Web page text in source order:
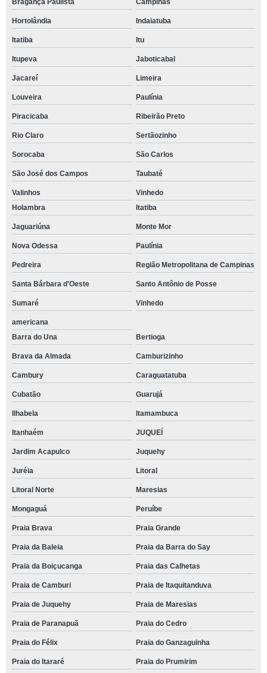
Bragança Paulista Campinas
Hortolândia Indaiatuba
Itatiba Itu
Itupeva Jaboticabal
Jacareí Limeira
Louveira Paulínia
Piracicaba Ribeirão Preto
Rio Claro Sertãozinho
Sorocaba São Carlos
São José dos Campos Taubaté
Valinhos
Vinhedo
Holambra
Itatiba
Jaguariúna Monte Mor
Nova Odessa Paulínia
Pedreira Região Metropolitana de Campinas
Santa Bárbara d'Oeste Santo Antônio de Posse
Sumaré Vinhedo
americana
Barra do Una
Bertioga
Brava da Almada Camburizinho
Cambury Caraguatatuba
Cubatão Guarujá
Ilhabela Itamambuca
Itanhaém JUQUEÍ
Jardim Acapulco Juquehy
Juréia Litoral
Litoral Norte Maresias
Mongaguá Peruíbe
Praia Brava Praia Grande
Praia da Baleia Praia da Barra do Say
Praia da Boiçucanga Praia das Calhetas
Praia de Camburi Praia de Itaquitanduva
Praia de Juquehy Praia de Maresias
Praia de Paranapuã Praia do Cedro
Praia do Félix Praia do Ganzaguinha
Praia do Itararé Praia do Prumirim